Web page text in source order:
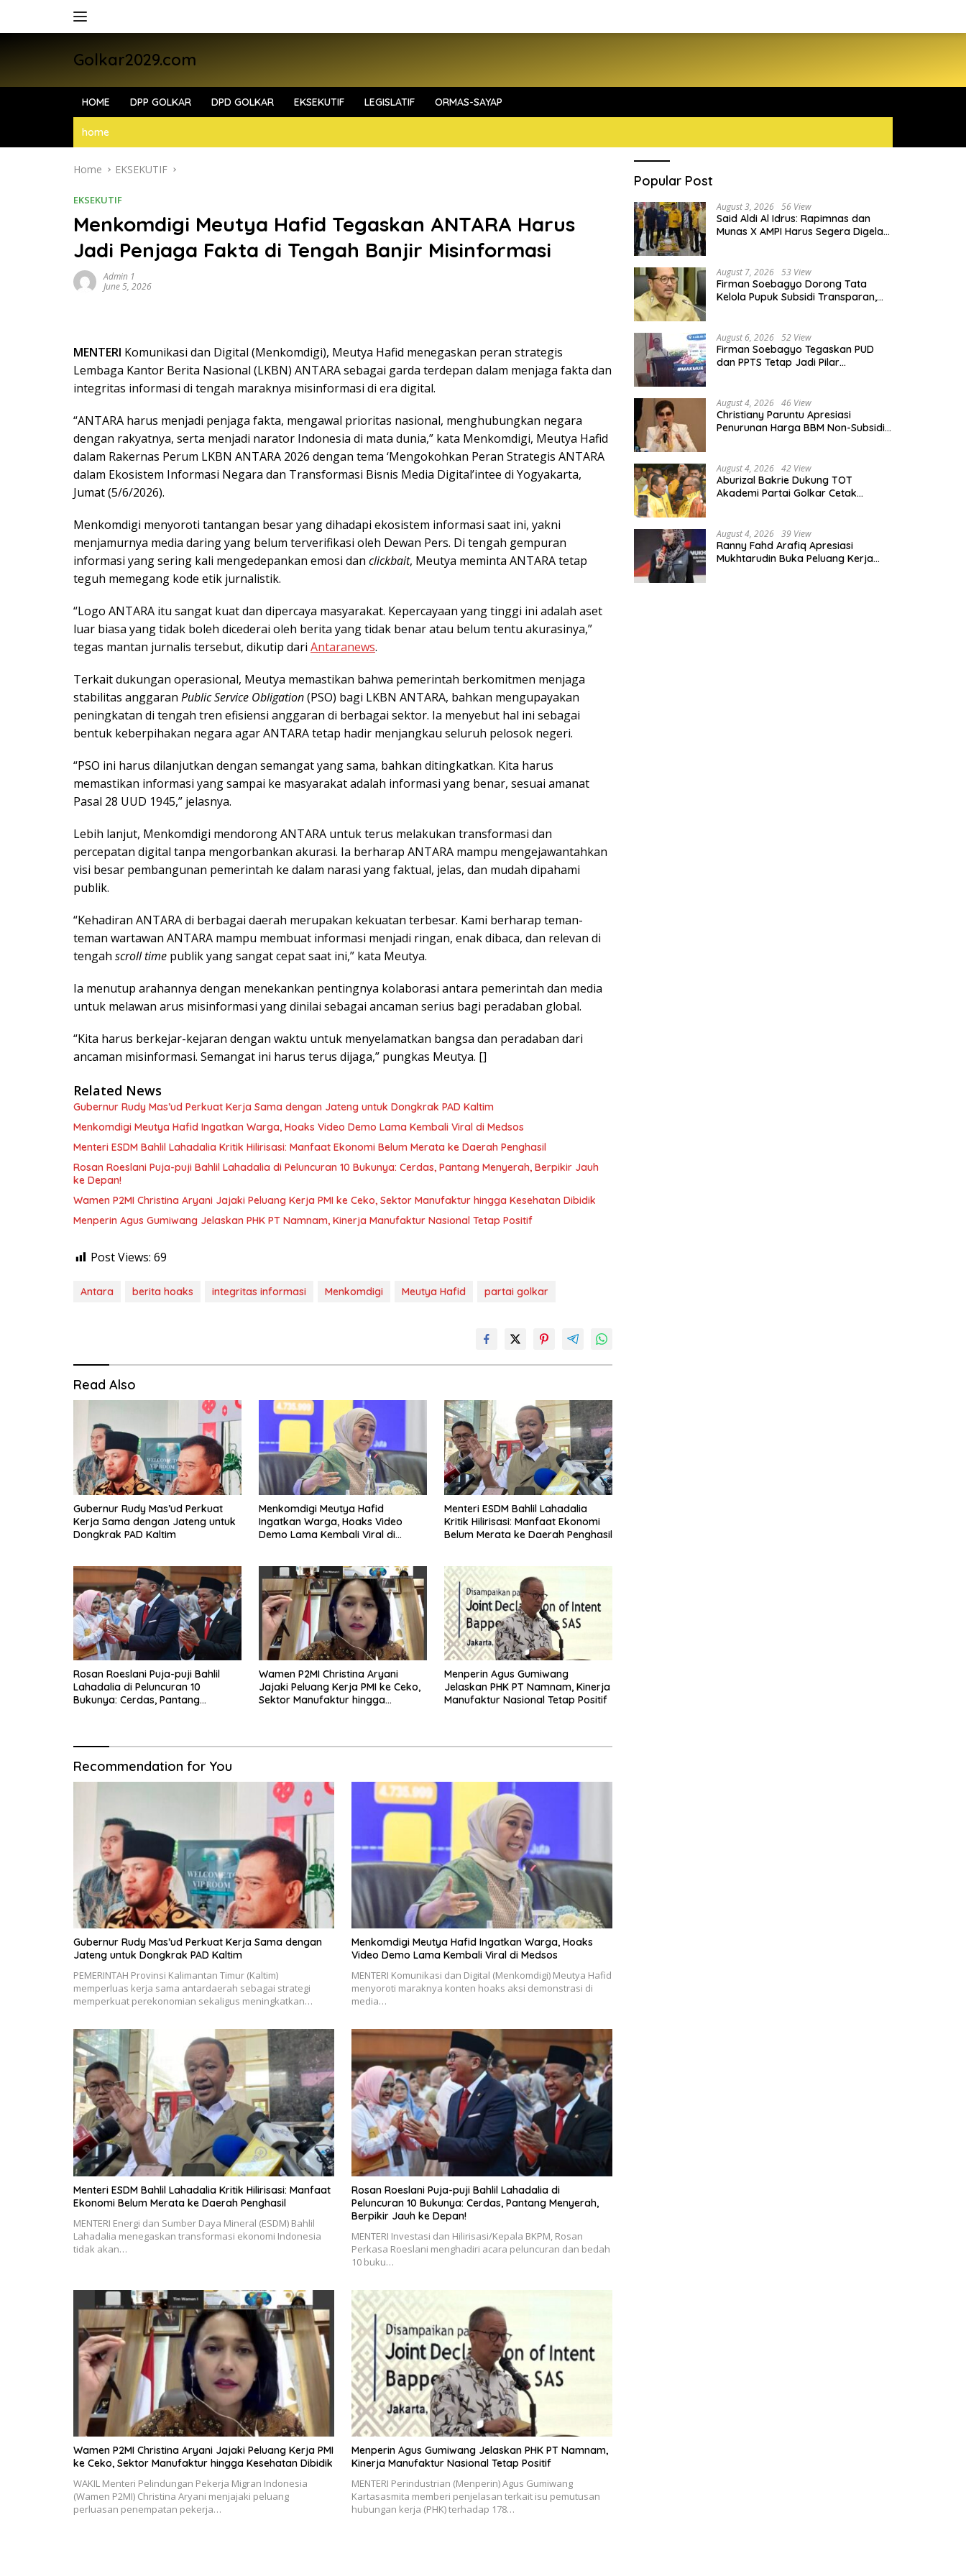
Golkar2029.com
HOME DPP GOLKAR DPD GOLKAR EKSEKUTIF LEGISLATIF ORMAS-SAYAP
home
Home EKSEKUTIF
EKSEKUTIF
Menkomdigi Meutya Hafid Tegaskan ANTARA Harus
Jadi Penjaga Fakta di Tengah Banjir Misinformasi
Admin 1
June 5, 2026
MENTERI Komunikasi dan Digital (Menkomdigi), Meutya Hafid menegaskan peran strategis
Lembaga Kantor Berita Nasional (LKBN) ANTARA sebagai garda terdepan dalam menjaga fakta dan
integritas informasi di tengah maraknya misinformasi di era digital.
“ANTARA harus menjadi penjaga fakta, mengawal prioritas nasional, menghubungkan negara
dengan rakyatnya, serta menjadi narator Indonesia di mata dunia,” kata Menkomdigi, Meutya Hafid
dalam Rakernas Perum LKBN ANTARA 2026 dengan tema ‘Mengokohkan Peran Strategis ANTARA
dalam Ekosistem Informasi Negara dan Transformasi Bisnis Media Digital’intee di Yogyakarta,
Jumat (5/6/2026).
Menkomdigi menyoroti tantangan besar yang dihadapi ekosistem informasi saat ini, yakni
menjamurnya media daring yang belum terverifikasi oleh Dewan Pers. Di tengah gempuran
informasi yang sering kali mengedepankan emosi dan clickbait, Meutya meminta ANTARA tetap
teguh memegang kode etik jurnalistik.
“Logo ANTARA itu sangat kuat dan dipercaya masyarakat. Kepercayaan yang tinggi ini adalah aset
luar biasa yang tidak boleh dicederai oleh berita yang tidak benar atau belum tentu akurasinya,”
tegas mantan jurnalis tersebut, dikutip dari Antaranews.
Terkait dukungan operasional, Meutya memastikan bahwa pemerintah berkomitmen menjaga
stabilitas anggaran Public Service Obligation(PSO) bagi LKBN ANTARA, bahkan mengupayakan
peningkatan di tengah tren efisiensi anggaran di berbagai sektor. Ia menyebut hal ini sebagai
bentuk keberpihakan negara agar ANTARA tetap hadir menjangkau seluruh pelosok negeri.
“PSO ini harus dilanjutkan dengan semangat yang sama, bahkan ditingkatkan. Kita harus
memastikan informasi yang sampai ke masyarakat adalah informasi yang benar, sesuai amanat
Pasal 28 UUD 1945,” jelasnya.
Lebih lanjut, Menkomdigi mendorong ANTARA untuk terus melakukan transformasi dan
percepatan digital tanpa mengorbankan akurasi. Ia berharap ANTARA mampu mengejawantahkan
visi besar pembangunan pemerintah ke dalam narasi yang faktual, jelas, dan mudah dipahami
publik.
“Kehadiran ANTARA di berbagai daerah merupakan kekuatan terbesar. Kami berharap teman-
teman wartawan ANTARA mampu membuat informasi menjadi ringan, enak dibaca, dan relevan di
tengah scroll time publik yang sangat cepat saat ini,” kata Meutya.
Ia menutup arahannya dengan menekankan pentingnya kolaborasi antara pemerintah dan media
untuk melawan arus misinformasi yang dinilai sebagai ancaman serius bagi peradaban global.
“Kita harus berkejar-kejaran dengan waktu untuk menyelamatkan bangsa dan peradaban dari
ancaman misinformasi. Semangat ini harus terus dijaga,” pungkas Meutya. []
Related News
Gubernur Rudy Mas’ud Perkuat Kerja Sama dengan Jateng untuk Dongkrak PAD Kaltim
Menkomdigi Meutya Hafid Ingatkan Warga, Hoaks Video Demo Lama Kembali Viral di Medsos
Menteri ESDM Bahlil Lahadalia Kritik Hilirisasi: Manfaat Ekonomi Belum Merata ke Daerah Penghasil
Rosan Roeslani Puja-puji Bahlil Lahadalia di Peluncuran 10 Bukunya: Cerdas, Pantang Menyerah, Berpikir Jauh
ke Depan!
Wamen P2MI Christina Aryani Jajaki Peluang Kerja PMI ke Ceko, Sektor Manufaktur hingga Kesehatan Dibidik
Menperin Agus Gumiwang Jelaskan PHK PT Namnam, Kinerja Manufaktur Nasional Tetap Positif
Post Views: 69
Antara berita hoaks integritas informasi Menkomdigi Meutya Hafid partai golkar
Read Also
Gubernur Rudy Mas’ud Perkuat
Kerja Sama dengan Jateng untuk
Dongkrak PAD Kaltim
Menkomdigi Meutya Hafid
Ingatkan Warga, Hoaks Video
Demo Lama Kembali Viral di
Menteri ESDM Bahlil Lahadalia
Kritik Hilirisasi: Manfaat Ekonomi
Belum Merata ke Daerah Penghasil
Rosan Roeslani Puja-puji Bahlil
Lahadalia di Peluncuran 10
Bukunya: Cerdas, Pantang
Wamen P2MI Christina Aryani
Jajaki Peluang Kerja PMI ke Ceko,
Sektor Manufaktur hingga
Menperin Agus Gumiwang
Jelaskan PHK PT Namnam, Kinerja
Manufaktur Nasional Tetap Positif
Recommendation for You
Gubernur Rudy Mas’ud Perkuat Kerja Sama dengan
Jateng untuk Dongkrak PAD Kaltim
PEMERINTAH Provinsi Kalimantan Timur (Kaltim)
memperluas kerja sama antardaerah sebagai strategi
memperkuat perekonomian sekaligus meningkatkan…
Menkomdigi Meutya Hafid Ingatkan Warga, Hoaks
Video Demo Lama Kembali Viral di Medsos
MENTERI Komunikasi dan Digital (Menkomdigi) Meutya Hafid
menyoroti maraknya konten hoaks aksi demonstrasi di
media…
Menteri ESDM Bahlil Lahadalia Kritik Hilirisasi: Manfaat
Ekonomi Belum Merata ke Daerah Penghasil
MENTERI Energi dan Sumber Daya Mineral (ESDM) Bahlil
Lahadalia menegaskan transformasi ekonomi Indonesia
tidak akan…
Rosan Roeslani Puja-puji Bahlil Lahadalia di
Peluncuran 10 Bukunya: Cerdas, Pantang Menyerah,
Berpikir Jauh ke Depan!
MENTERI Investasi dan Hilirisasi/Kepala BKPM, Rosan
Perkasa Roeslani menghadiri acara peluncuran dan bedah
10 buku…
Wamen P2MI Christina Aryani Jajaki Peluang Kerja PMI
ke Ceko, Sektor Manufaktur hingga Kesehatan Dibidik
WAKIL Menteri Pelindungan Pekerja Migran Indonesia
(Wamen P2MI) Christina Aryani menjajaki peluang
perluasan penempatan pekerja…
Menperin Agus Gumiwang Jelaskan PHK PT Namnam,
Kinerja Manufaktur Nasional Tetap Positif
MENTERI Perindustrian (Menperin) Agus Gumiwang
Kartasasmita memberi penjelasan terkait isu pemutusan
hubungan kerja (PHK) terhadap 178…
Popular Post
August 3, 2026 56 View
Said Aldi Al Idrus: Rapimnas dan
Munas X AMPI Harus Segera Digelar
August 7, 2026 53 View
Firman Soebagyo Dorong Tata
Kelola Pupuk Subsidi Transparan,
August 6, 2026 52 View
Firman Soebagyo Tegaskan PUD
dan PPTS Tetap Jadi Pilar
August 4, 2026 46 View
Christiany Paruntu Apresiasi
Penurunan Harga BBM Non-Subsidi,
August 4, 2026 42 View
Aburizal Bakrie Dukung TOT
Akademi Partai Golkar Cetak
August 4, 2026 39 View
Ranny Fahd Arafiq Apresiasi
Mukhtarudin Buka Peluang Kerja